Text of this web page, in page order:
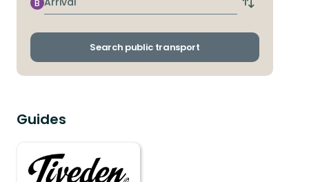
B
Switch
and
stops
Search public transport
Guides